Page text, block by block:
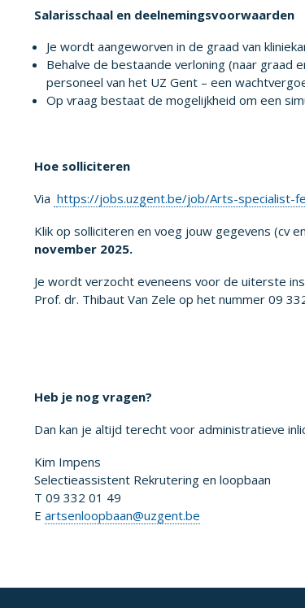
Salarisschaal en deelnemingsvoorwaarden
Je wordt aangeworven in de graad van
Behalve de bestaande verloning (naar
personeel van het UZ Gent – een
Op vraag bestaat de mogelijkheid om een
Hoe solliciteren
Via https://jobs.uzgent.be/job/Arts-specialist-
Klik op solliciteren en voeg jouw gegevens (cv
november 2025.
Je wordt verzocht eveneens voor de uiterste
Prof. dr. Thibaut Van Zele op het nummer 09
Heb je nog vragen?
Dan kan je altijd terecht voor administratieve
Kim Impens
Selectieassistent Rekrutering en loopbaan
T 09 332 01 49
E artsenloopbaan@uzgent.be